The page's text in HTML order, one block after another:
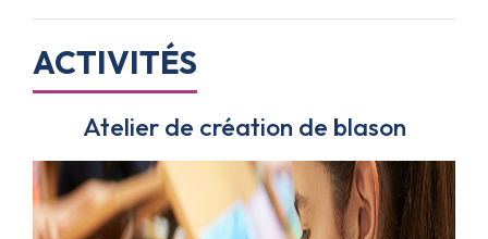
ACTIVITÉS
Le questionnaire